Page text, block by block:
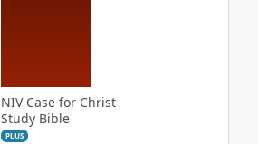
NIV Case for Christ
Study Bible
PLUS